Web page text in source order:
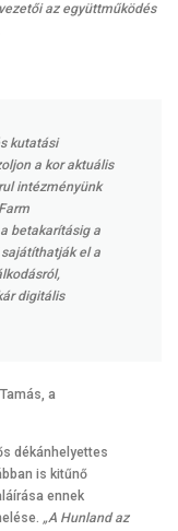
az együttműködés
kutatási
a kor aktuális
intézményünk
betakarításig a
el a
digitális
a
dékánhelyettes
is kitűnő
ennek
„A Hunland az